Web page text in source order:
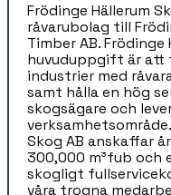
Frödinge Hällerum
råvarubolag till
Timber AB. Frödinge
huvuduppgift är att
industrier med
samt hålla en hög
skogsägare och
Skog AB anskaffar
300,000 m³fub och
skogligt
våra trogna